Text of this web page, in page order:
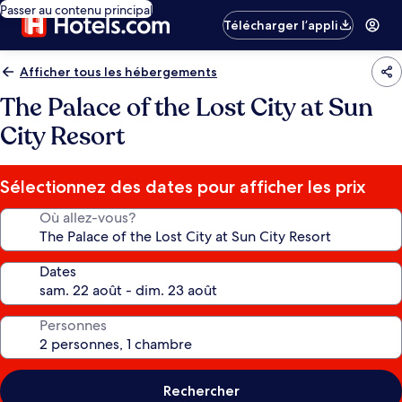
Passer au contenu principal
Télécharger l’appli
Afficher tous les hébergements
The Palace of the Lost City at Sun
City Resort
Sélectionnez des dates pour afficher les prix
Où allez-vous?
Dates
Personnes
Rechercher